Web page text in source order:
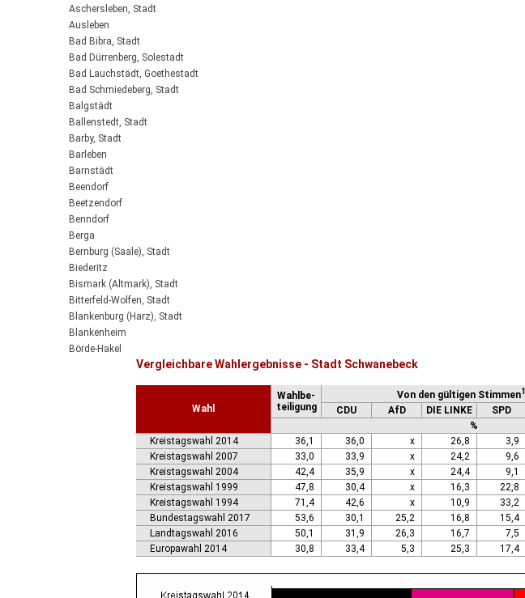
Aschersleben, Stadt
Ausleben
Bad Bibra, Stadt
Bad Dürrenberg, Solestadt
Bad Lauchstädt, Goethestadt
Bad Schmiedeberg, Stadt
Balgstädt
Ballenstedt, Stadt
Barby, Stadt
Barleben
Barnstädt
Beendorf
Beetzendorf
Benndorf
Berga
Bernburg (Saale), Stadt
Biederitz
Bismark (Altmark), Stadt
Bitterfeld-Wolfen, Stadt
Blankenburg (Harz), Stadt
Blankenheim
Börde-Hakel
Brücken-Hackpfüffel
Calbe (Saale), Stadt
Coswig (Anhalt), Stadt
Dessau-Roßlau, Stadt
Vergleichbare Wahlergebnisse - Stadt Schwanebeck
Wahl
Wahlbe-
teiligung
Von den gültigen Stimmen1
CDU
AfD DIE LINKE SPD
%
Kreistagswahl 2014
36,1 36,0 x 26,8 3,9
Kreistagswahl 2007
33,0 33,9 x 24,2 9,6
Kreistagswahl 2004
42,4 35,9 x 24,4 9,1
Kreistagswahl 1999
47,8 30,4 x 16,3 22,8
Kreistagswahl 1994
71,4 42,6 x 10,9 33,2
Bundestagswahl 2017
53,6 30,1 25,2 16,8 15,4
Landtagswahl 2016
50,1 31,9 26,3 16,7 7,5
Europawahl 2014
30,8 33,4 5,3 25,3 17,4